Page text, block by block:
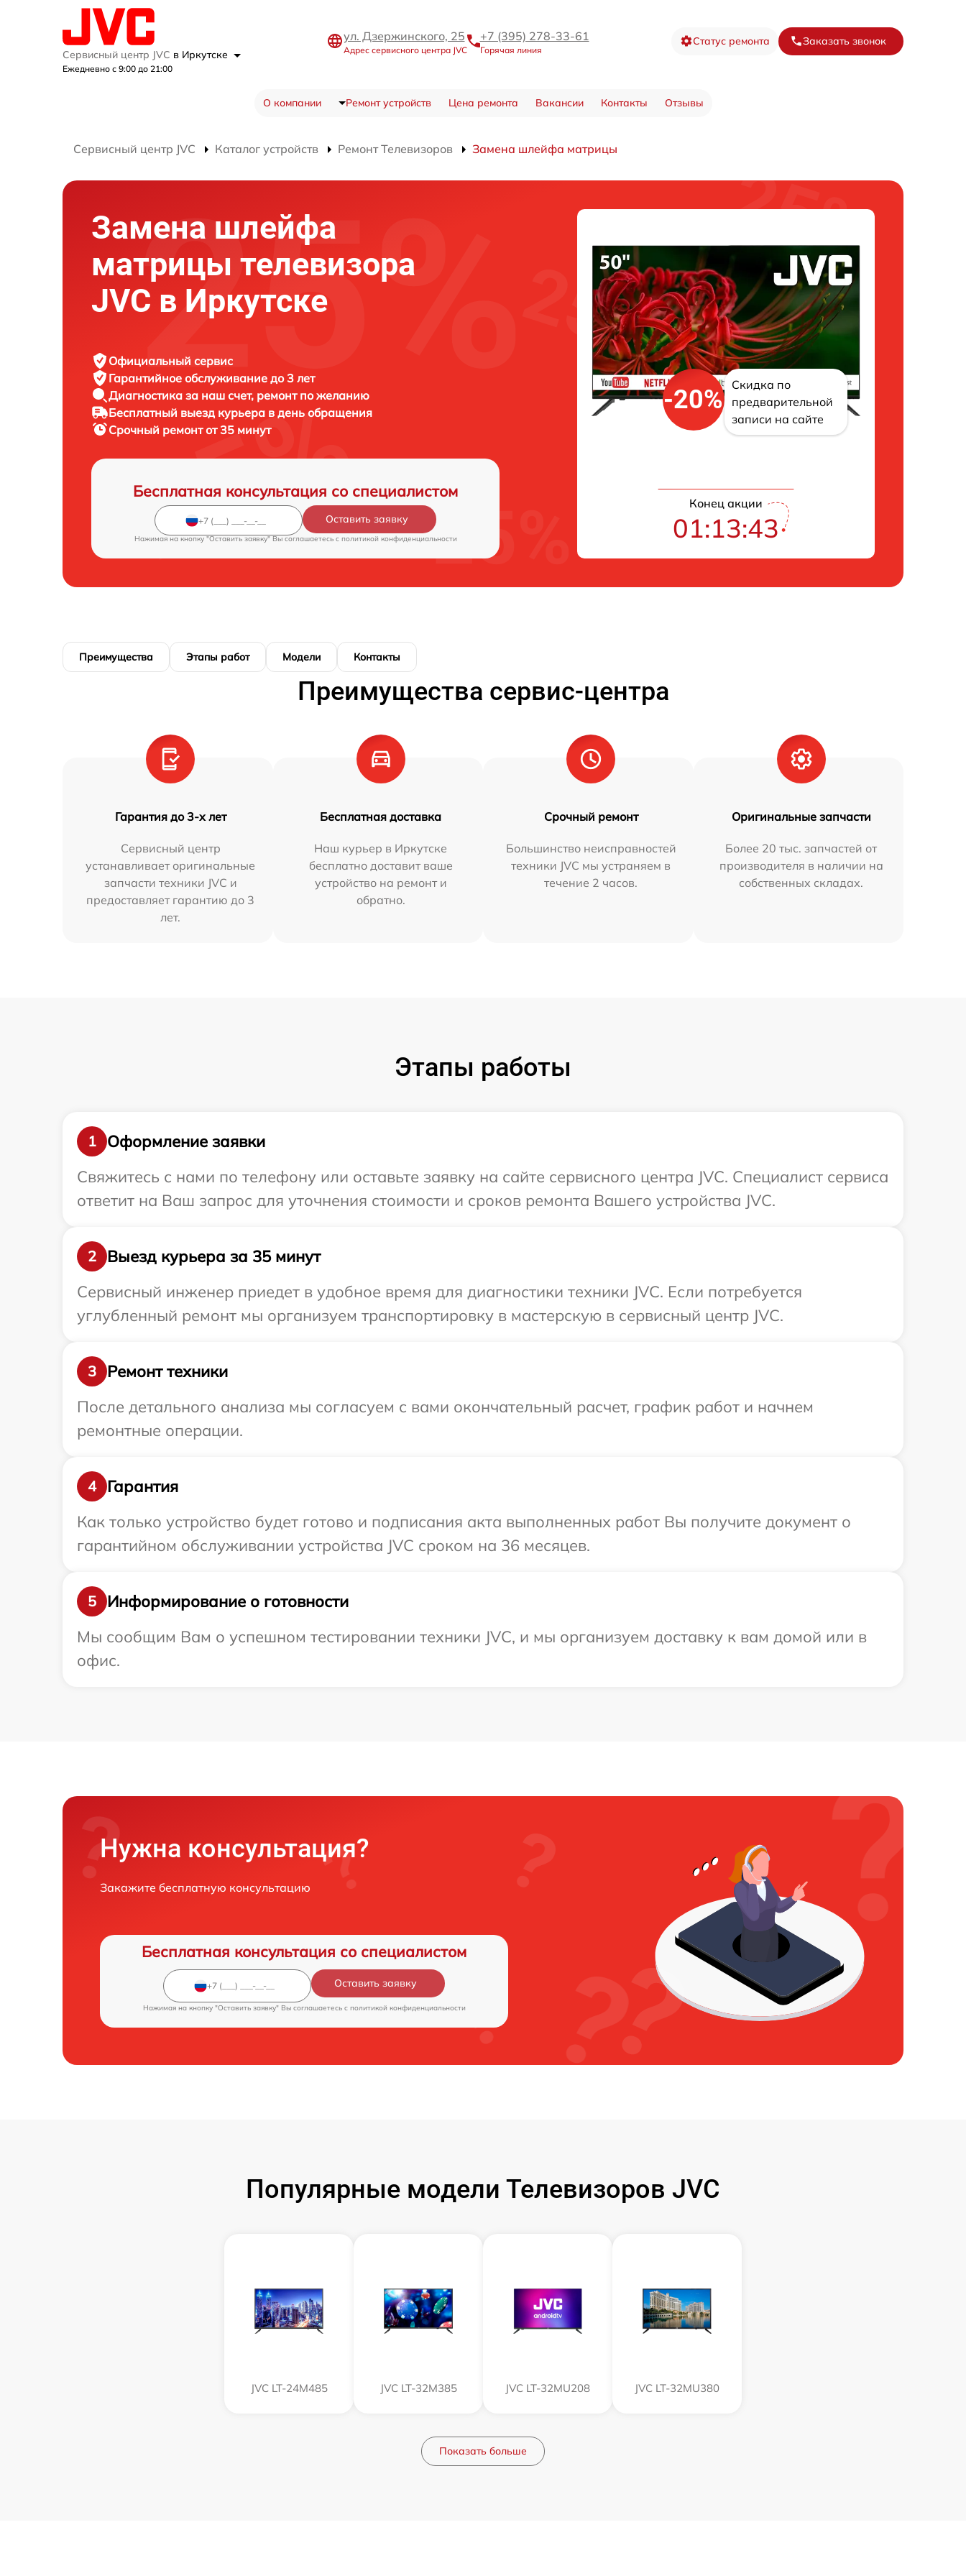
Сервисный центр JVC в Иркутске
Ежедневно с 9:00 до 21:00
ул. Дзержинского, 25
Адрес сервисного центра JVC
+7 (395) 278-33-61
Горячая линия
Статус ремонта Заказать звонок
О компании Ремонт устройств Цена ремонта Вакансии Контакты Отзывы
Сервисный центр JVC Каталог устройств Ремонт Телевизоров Замена шлейфа матрицы
Замена шлейфа
матрицы телевизора
JVC в Иркутске
Официальный сервис
Гарантийное обслуживание до 3 лет
Диагностика за наш счет, ремонт по желанию
Бесплатный выезд курьера в день обращения
Срочный ремонтот 35 минут
Бесплатная консультация со специалистом
Оставить заявку
Нажимая на кнопку "Оставить заявку" Вы соглашаетесь c политикой конфиденциальности
-20%
Скидка по
предварительной
записи на сайте
Конец акции
01:13:43
Преимущества Этапы работ Модели Контакты
Преимущества сервис-центра
Гарантия до 3-х лет
Сервисный центр
устанавливает оригинальные
запчасти техники JVC и
предоставляет гарантию до 3
лет.
Бесплатная доставка
Наш курьер в Иркутске
бесплатно доставит ваше
устройство на ремонт и
обратно.
Срочный ремонт
Большинство неисправностей
техники JVC мы устраняем в
течение 2 часов.
Оригинальные запчасти
Более 20 тыс. запчастей от
производителя в наличии на
собственных складах.
Этапы работы
1
Оформление заявки
Свяжитесь с нами по телефону или оставьте заявку на сайте сервисного центра JVC. Специалист сервиса
ответит на Ваш запрос для уточнения стоимости и сроков ремонта Вашего устройства JVC.
2
Выезд курьера за 35 минут
Сервисный инженер приедет в удобное время для диагностики техники JVC. Если потребуется
углубленный ремонт мы организуем транспортировку в мастерскую в сервисный центр JVC.
3
Ремонт техники
После детального анализа мы согласуем с вами окончательный расчет, график работ и начнем
ремонтные операции.
4
Гарантия
Как только устройство будет готово и подписания акта выполненных работ Вы получите документ о
гарантийном обслуживании устройства JVC сроком на 36 месяцев.
5
Информирование о готовности
Мы сообщим Вам о успешном тестировании техники JVC, и мы организуем доставку к вам домой или в
офис.
Нужна консультация?
Закажите бесплатную консультацию
Бесплатная консультация со специалистом
Оставить заявку
Нажимая на кнопку "Оставить заявку" Вы соглашаетесь c политикой конфиденциальности
Популярные модели Телевизоров JVC
JVC LT-24M485 JVC LT-32M385 JVC LT-32MU208 JVC LT-32MU380
Показать больше